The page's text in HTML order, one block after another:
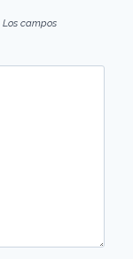
Los campos